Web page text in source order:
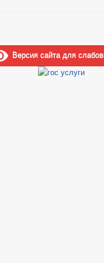
Версия сайта для